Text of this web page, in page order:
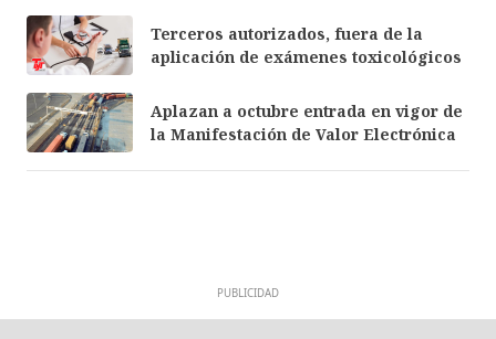
Terceros autorizados, fuera de la
aplicación de exámenes toxicológicos
Aplazan a octubre entrada en vigor de
la Manifestación de Valor Electrónica
PUBLICIDAD